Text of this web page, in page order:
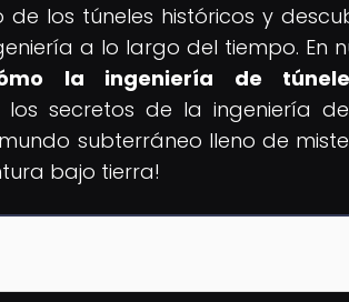
de los túneles históricos y
a lo largo del tiempo. En
la ingeniería de
los secretos de la ingeniería
subterráneo lleno de
bajo tierra!